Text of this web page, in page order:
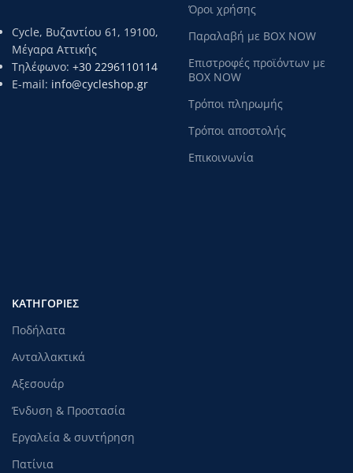
Cycle, Βυζαντίου 61, 19100,
Μέγαρα Αττικής
Τηλέφωνο: +30 2296110114
E-mail: info@cycleshop.gr
Όροι χρήσης
Παραλαβή με BOX NOW
Επιστροφές προϊόντων με
BOX NOW
Τρόποι πληρωμής
Τρόποι αποστολής
Επικοινωνία
ΚΑΤΗΓΟΡΊΕΣ
Ποδήλατα
Ανταλλακτικά
Αξεσουάρ
Ένδυση & Προστασία
Εργαλεία & συντήρηση
Πατίνια